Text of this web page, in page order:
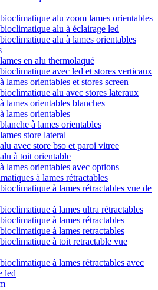
alu zoom lames orientables
alu à éclairage led
alu à lames orientables
en alu thermolaqué
avec led et stores verticaux
lames orientables et stores screen
alu avec stores lateraux
lames orientables blanches
lames orientables
à lames orientables
store lateral
avec store bso et paroi vitree
à toit orientable
lames orientables avec options
à lames rétractables
à lames rétractables vue de
à lames ultra rétractables
à lames rétractables
à lames retractables
à toit retractable vue
à lames rétractables avec
led